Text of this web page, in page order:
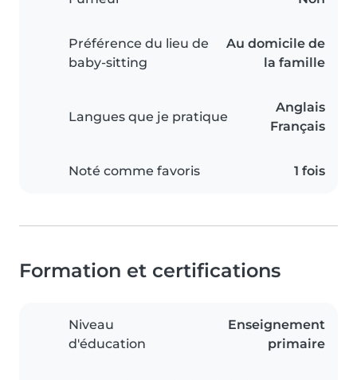
Préférence du lieu de
baby-sitting
Au domicile de
la famille
Langues que je pratique
Anglais
Français
Noté comme favoris 1 fois
Formation et certifications
Niveau
d'éducation
Enseignement
primaire